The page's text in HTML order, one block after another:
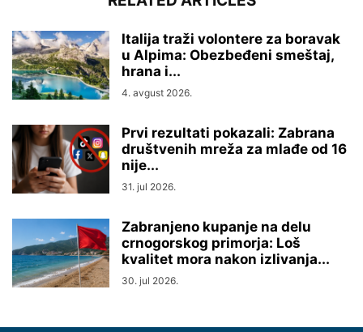
Italija traži volontere za boravak
u Alpima: Obezbeđeni smeštaj,
hrana i...
4. avgust 2026.
Prvi rezultati pokazali: Zabrana
društvenih mreža za mlađe od 16
nije...
31. jul 2026.
Zabranjeno kupanje na delu
crnogorskog primorja: Loš
kvalitet mora nakon izlivanja...
30. jul 2026.